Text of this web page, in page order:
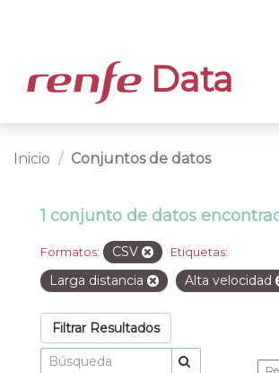
Data
Inicio Conjuntos de datos
1 conjunto de datos
Formatos: CSV Etiquetas:
Larga distancia Alta velocidad
Filtrar Resultados